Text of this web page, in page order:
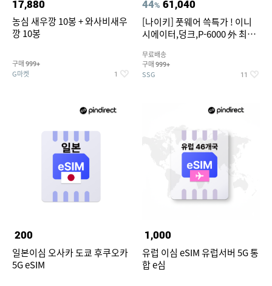
17,880
농심 새우깡 10봉 + 와사비새우
깡 10봉
구매 999+
G마켓 1
44% 61,040
[나이키] 풋웨어 쓱특가 ! 이니
시에이터,덩크,P-6000 外 최대
무료배송
구매 999+
SSG 11
200
일본이심 오사카 도쿄 후쿠오카
5G eSIM
1,000
유럽 이심 eSIM 유럽서버 5G 통
합 e심